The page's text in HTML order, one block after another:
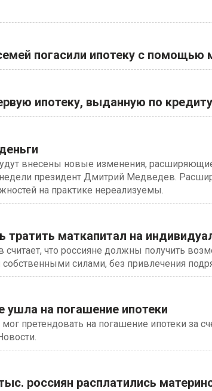
погасили ипотеку с помощью
ипотеку, выданную по
внесены новые изменения,
президент Дмитрий Медведев.
на практике нереализуемы.
маткапитал на
что россияне должны получить
собственными силами, без привлечения
на погашение ипотеки
претендовать на погашение ипотеки за
россиян расплатились